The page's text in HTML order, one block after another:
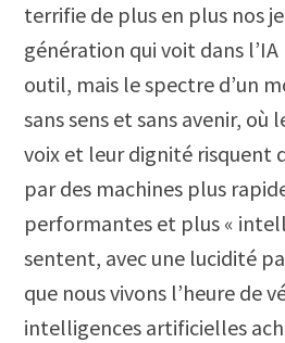
terrifie de plus en plus nos
génération qui voit dans
outil, mais le spectre d’un
sans sens et sans avenir,
voix et leur dignité risquent
par des machines plus
performantes et plus «
sentent, avec une lucidité
que nous vivons l’heure de
intelligences artificielles